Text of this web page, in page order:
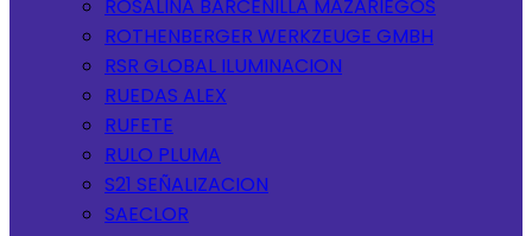
ROSALINA BARCENILLA MAZARIEGOS
ROTHENBERGER WERKZEUGE GMBH
RSR GLOBAL ILUMINACION
RUEDAS ALEX
RUFETE
RULO PLUMA
S21 SEÑALIZACION
SAECLOR